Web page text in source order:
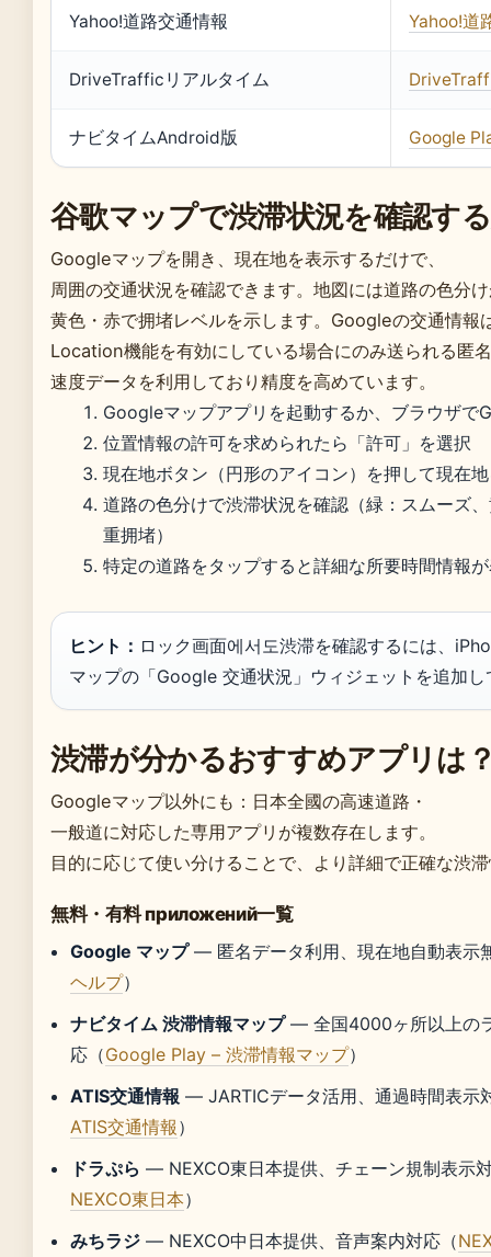
Yahoo!道路交通情報 Yahoo!道
DriveTrafficリアルタイム
ナビタイムAndroid版 Google
谷歌マップで渋滞状況を確認す
Googleマップを開き、現在地を表示するだけで、
周囲の交通状況を確認できます。地図には道路の色分
黄色・赤で拥堵レベルを示します。Googleの交通情報
Location機能を有効にしている場合にのみ送られる匿
速度データを利用しており精度を高めています。
Googleマップアプリを起動するか、ブラウザで
位置情報の許可を求められたら「許可」を選択
現在地ボタン（円形のアイコン）を押して現在
道路の色分けで渋滞状況を確認（緑：スムーズ
重拥堵）
特定の道路をタップすると詳細な所要時間情報
ヒント： ロック画面에서도渋滞を確認するには、
マップの「Google 交通状況」ウィジェットを追加し
渋滞が分かるおすすめアプリは
Googleマップ以外にも：日本全國の高速道路・
一般道に対応した専用アプリが複数存在します。
目的に応じて使い分けることで、より詳細で正確な渋
無料・有料 приложений一覧
Google マップ— 匿名データ利用、現在地自動表示
ヘルプ）
ナビタイム 渋滞情報マップ— 全国4000ヶ所以上の
応（Google Play – 渋滞情報マップ）
ATIS交通情報 — JARTICデータ活用、通過時間表示
ATIS交通情報 ）
ドラぷら — NEXCO東日本提供、チェーン規制表示
NEXCO東日本）
みちラジ — NEXCO中日本提供、音声案内対応（